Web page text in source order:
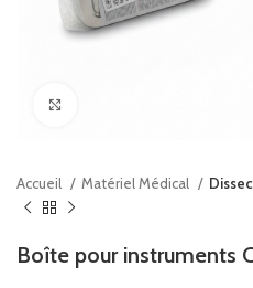
Accueil Matériel Médical
Boîte pour instruments